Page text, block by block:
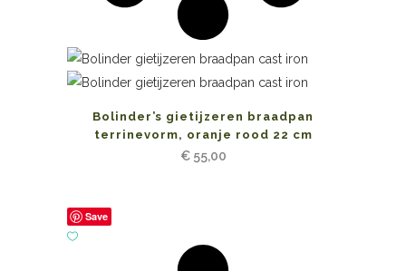
Bolinder’s gietijzeren braadpan
terrinevorm, oranje rood 22 cm
€55,00
Save